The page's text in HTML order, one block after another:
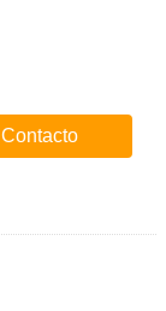
Contacto